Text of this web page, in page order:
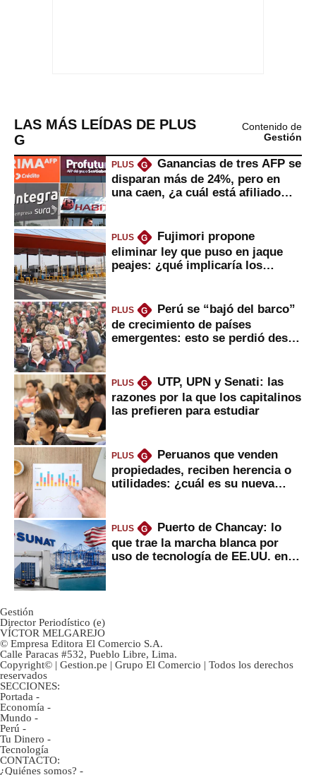
LAS MÁS LEÍDAS DE PLUS
G
Contenido de
Gestión
PLUS G
Ganancias de tres AFP se
disparan más de 24%, pero en
una caen, ¿a cuál está afiliado
PLUS G
Fujimori propone
eliminar ley que puso en jaque
peajes: ¿qué implicaría los
PLUS G
Perú se “bajó del barco”
de crecimiento de países
emergentes: esto se perdió desde
PLUS G
UTP, UPN y Senati: las
razones por la que los capitalinos
las prefieren para estudiar
PLUS G
Peruanos que venden
propiedades, reciben herencia o
utilidades: ¿cuál es su nueva
PLUS G
Puerto de Chancay: lo
que trae la marcha blanca por
uso de tecnología de EE.UU. en
Gestión
Director Periodístico (e)
VÍCTOR MELGAREJO
© Empresa Editora El Comercio S.A.
Calle Paracas #532, Pueblo Libre, Lima.
Copyright© | Gestion.pe | Grupo El Comercio | Todos los derechos
reservados
SECCIONES:
Portada -
Economía -
Mundo -
Perú -
Tu Dinero -
Tecnología
CONTACTO:
¿Quiénes somos? -